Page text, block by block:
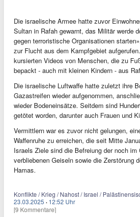
Die israelische Armee hatte zuvor
Sultan in Rafah gewarnt, das Militär werde
gegen terroristische Organisationen
zur Flucht aus dem Kampfgebiet
kursierten Videos von Menschen, die zu
bepackt - auch mit kleinen Kindern - aus
Die israelische Luftwaffe hatte zuletzt ihre
Gazastreifen wieder aufgenommen,
wieder Bodeneinsätze. Seitdem sind
getötet worden, darunter auch Frauen und
Vermittlern war es zuvor nicht gelungen,
Waffenruhe zu erreichen, die seit Mitte
Israels Ziele sind die Befreiung der noch im
verbliebenen Geiseln sowie die Zerstörung
Hamas.
Konflikte / Krieg / Nahost / Israel /
23.03.2025 · 12:52 Uhr
[9 Kommentare]